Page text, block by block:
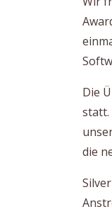
Die
statt.
die